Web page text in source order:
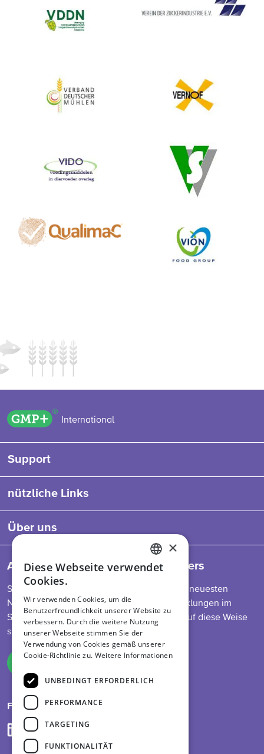
GMP+ logo
International
Support
nützliche Links
Über uns
Abonnieren Sie unseren Newsletters
So bleiben Sie auf dem Laufenden über die neuesten
Nachrichten zu unserem Programm, Entwicklungen im
Sektor, Futtermittelvorschriften und mehr. Auf diese Weise
sind Sie immer informiert.
Folge uns auf
ENGLISH
GERMAN
×
Diese Webseite verwendet
Cookies.
Wir verwenden Cookies, um die
Benutzerfreundlichkeit unserer Website zu
verbessern. Durch die weitere Nutzung
unserer Webseite stimmen Sie der
Verwendung von Cookies gemäß unserer
Cookie-Richtlinie zu. Weitere Informationen
UNBEDINGT ERFORDERLICH
PERFORMANCE
TARGETING
FUNKTIONALITÄT